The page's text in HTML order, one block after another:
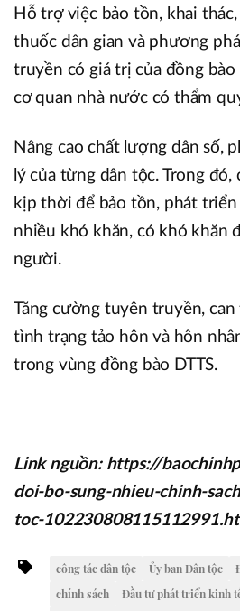
Hỗ trợ việc bảo tồn, khai
thuốc dân gian và phương
truyền có giá trị của đồng
cơ quan nhà nước có thẩm
Nâng cao chất lượng dân số,
lý của từng dân tộc. Trong
kịp thời để bảo tồn, phát triển
nhiều khó khăn, có khó khăn
người.
Tăng cường tuyên truyền,
tình trạng tảo hôn và hôn
trong vùng đồng bào DTTS.
Link nguồn: https://
doi-bo-sung-nhieu-chinh-
toc-
công tác dân tộc Ủy ban Dân tộc
chính sách
Đầu tư phát triển kinh